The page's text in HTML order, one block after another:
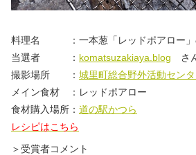
料理名 ：一本葱「レッドポアロー」
当選者 ： komatsuzakiaya.blog さ
撮影場所 ： 城里町総合野外活動セン
メイン食材 ：レッドポアロー
食材購入場所： 道の駅かつら
レシピはこちら
＞受賞者コメント